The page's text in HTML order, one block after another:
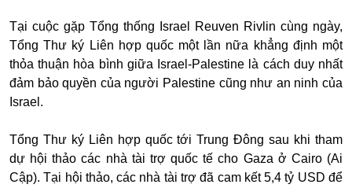
Tại cuộc gặp Tổng thống Israel Reuven Rivlin cùng ngày,
Tổng Thư ký Liên hợp quốc một lần nữa khẳng định một
thỏa thuận hòa bình giữa Israel-Palestine là cách duy nhất
đảm bảo quyền của người Palestine cũng như an ninh của
Israel.
Tổng Thư ký Liên hợp quốc tới Trung Đông sau khi tham
dự hội thảo các nhà tài trợ quốc tế cho Gaza ở Cairo (Ai
Cập). Tại hội thảo, các nhà tài trợ đã cam kết 5,4 tỷ USD để